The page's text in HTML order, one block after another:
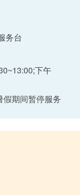
务台
下午
假期间暂停服务